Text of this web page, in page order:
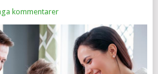
kommentarer